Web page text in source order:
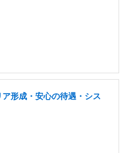
形成・安心の待遇・シス